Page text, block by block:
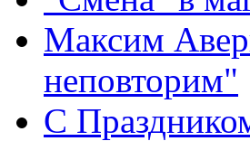
Максим
неповторим"
С